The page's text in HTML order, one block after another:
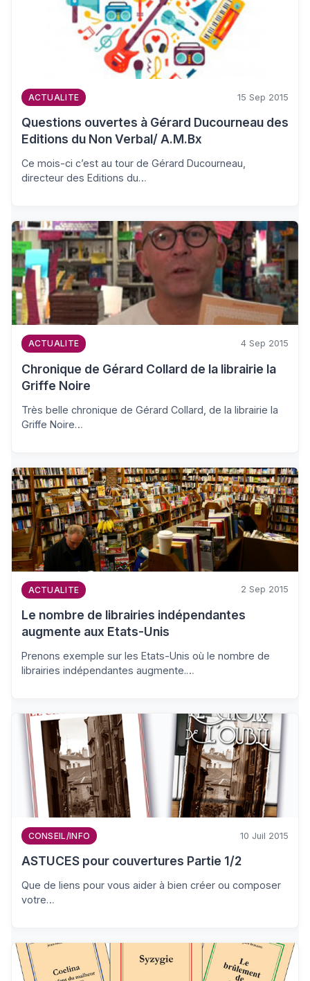
ACTUALITE 15 Sep 2015
Questions ouvertes à Gérard Ducourneau des
Editions du Non Verbal/ A.M.Bx
Ce mois-ci c’est au tour de Gérard Ducourneau,
directeur des Editions du…
ACTUALITE 4 Sep 2015
Chronique de Gérard Collard de la librairie la
Griffe Noire
Très belle chronique de Gérard Collard, de la librairie la
Griffe Noire…
ACTUALITE 2 Sep 2015
Le nombre de librairies indépendantes
augmente aux Etats-Unis
Prenons exemple sur les Etats-Unis où le nombre de
librairies indépendantes augmente.…
CONSEIL/INFO 10 Juil 2015
ASTUCES pour couvertures Partie 1/2
Que de liens pour vous aider à bien créer ou composer
votre…